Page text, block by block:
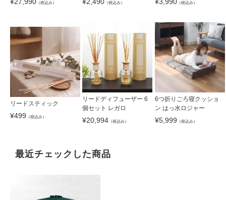
（税込み） （税込み） （税込み）
リードスティック
¥499 （税込み）
リードディフューザー 6
個セット レガロ
¥20,994 （税込み）
6つ折りごろ寝クッショ
ン はっ水ロジャー
¥5,999 （税込み）
最近チェックした商品